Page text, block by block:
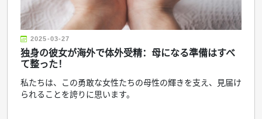
2025-03-27
独身の彼女が海外で体外受精：母になる準備はすべ
て整った！
私たちは、この勇敢な女性たちの母性の輝きを支え、見届け
られることを誇りに思います。